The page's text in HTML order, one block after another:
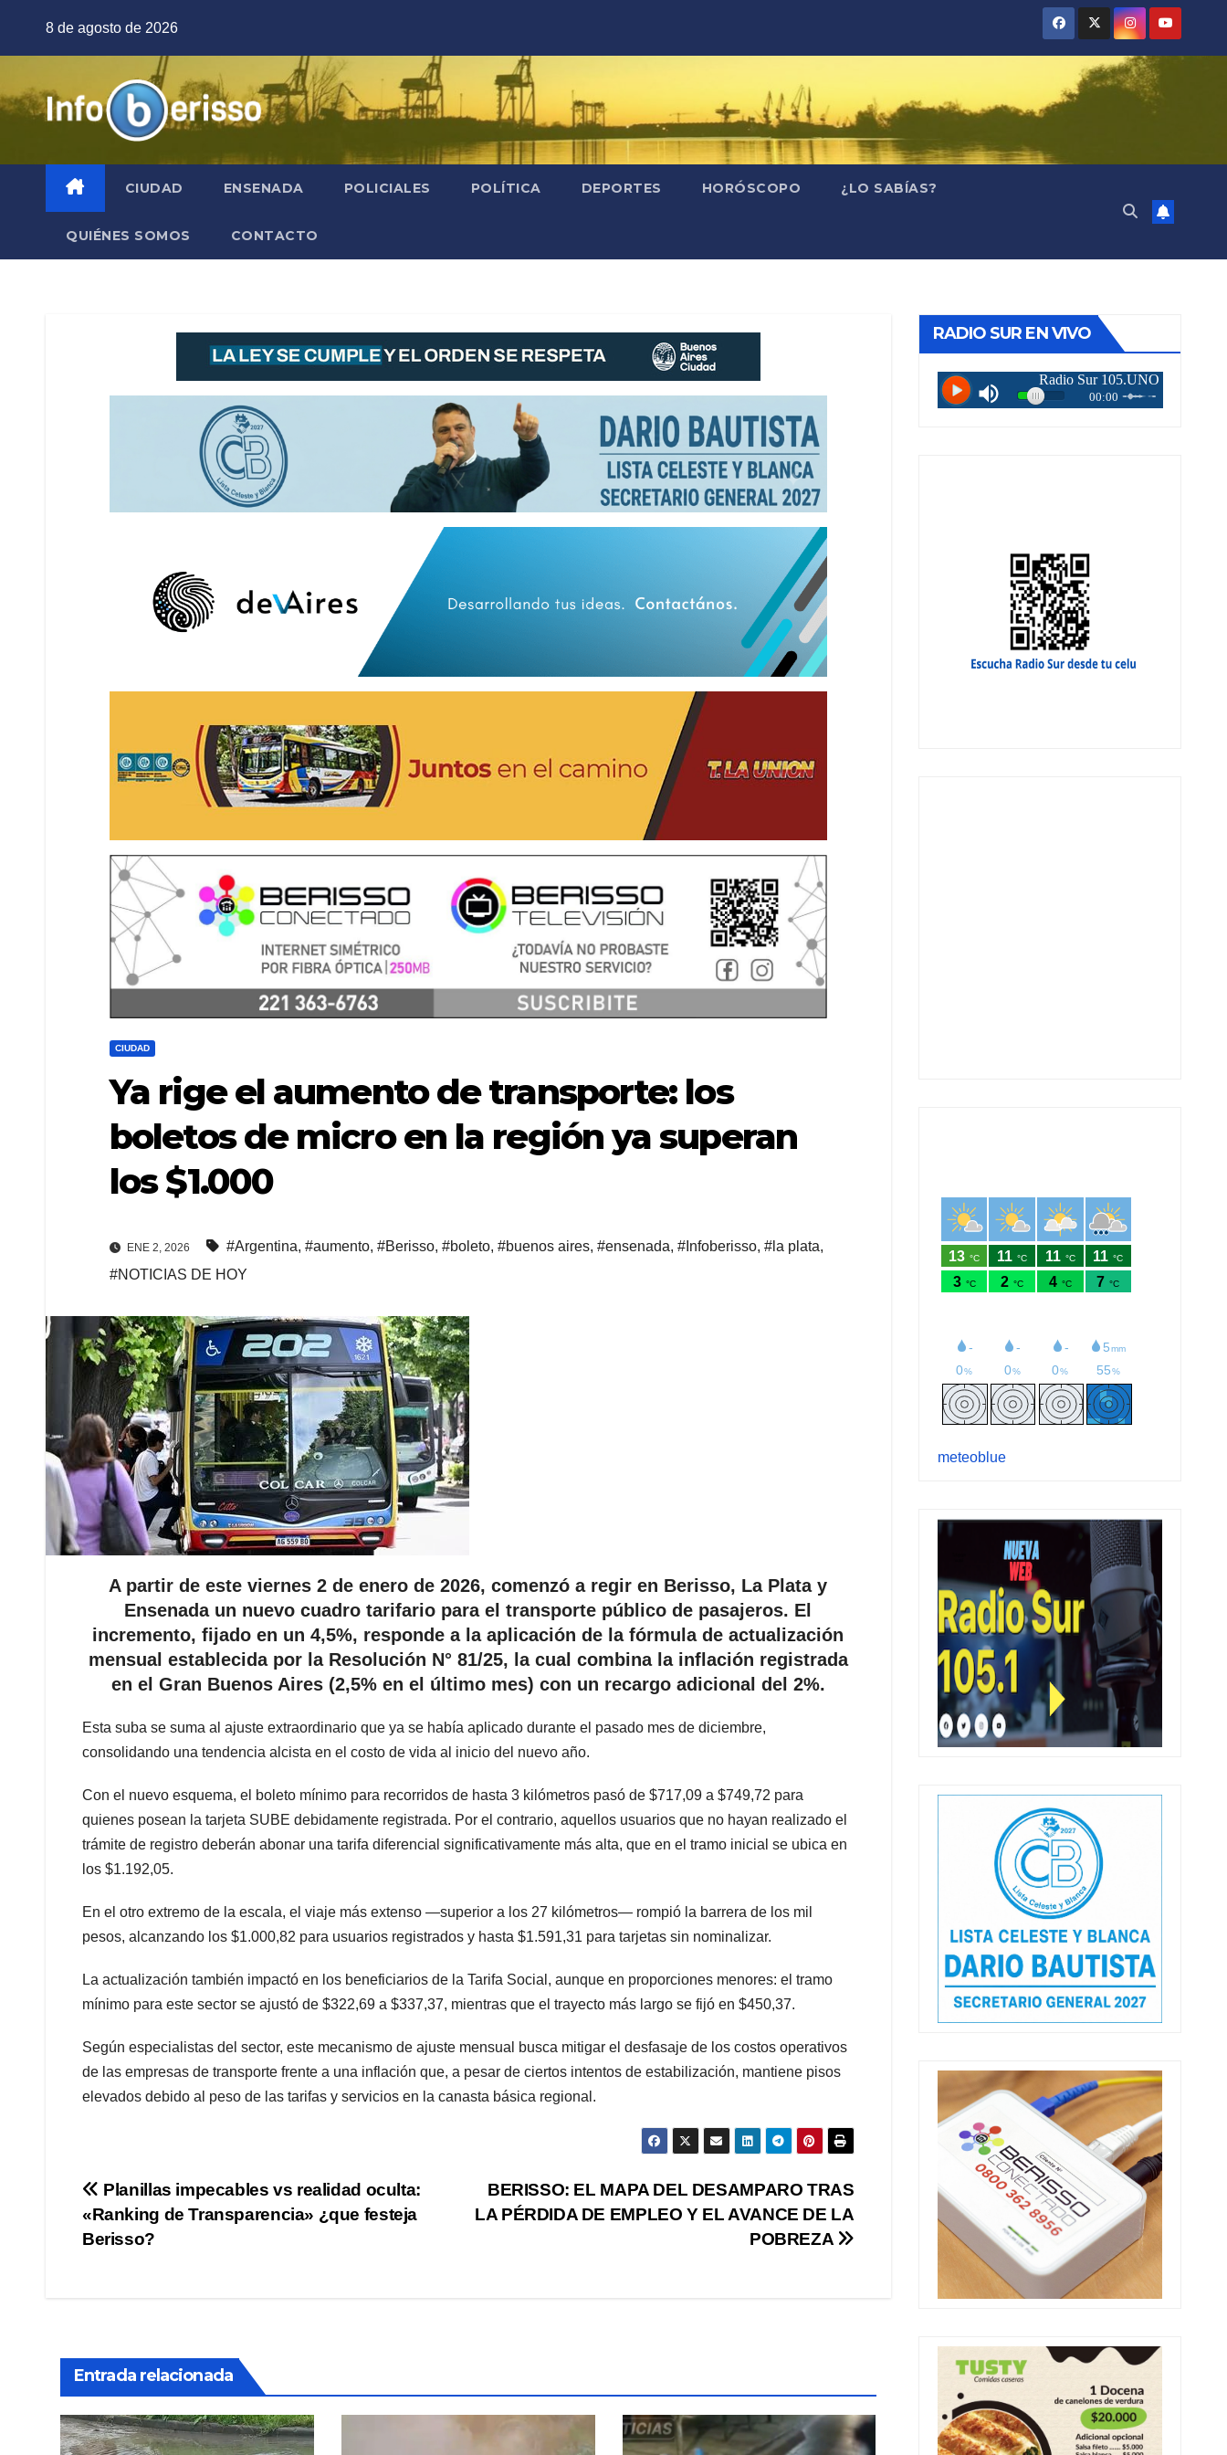
8 de agosto de 2026
CIUDAD ENSENADA POLICIALES POLÍTICA DEPORTES HORÓSCOPO ¿LO SABÍAS?
QUIÉNES SOMOS CONTACTO
CIUDAD
Ya rige el aumento de transporte: los
boletos de micro en la región ya superan
los $1.000
ENE 2, 2026 #Argentina, #aumento, #Berisso, #boleto, #buenos aires, #ensenada, #Infoberisso, #la plata,
#NOTICIAS DE HOY
A partir de este viernes 2 de enero de 2026, comenzó a regir en Berisso, La Plata y
Ensenada un nuevo cuadro tarifario para el transporte público de pasajeros. El
incremento, fijado en un 4,5%, responde a la aplicación de la fórmula de actualización
mensual establecida por la Resolución N° 81/25, la cual combina la inflación registrada
en el Gran Buenos Aires (2,5% en el último mes) con un recargo adicional del 2%.
Esta suba se suma al ajuste extraordinario que ya se había aplicado durante el pasado mes de diciembre,
consolidando una tendencia alcista en el costo de vida al inicio del nuevo año.
Con el nuevo esquema, el boleto mínimo para recorridos de hasta 3 kilómetros pasó de $717,09 a $749,72 para
quienes posean la tarjeta SUBE debidamente registrada. Por el contrario, aquellos usuarios que no hayan realizado el
trámite de registro deberán abonar una tarifa diferencial significativamente más alta, que en el tramo inicial se ubica en
los $1.192,05.
En el otro extremo de la escala, el viaje más extenso —superior a los 27 kilómetros— rompió la barrera de los mil
pesos, alcanzando los $1.000,82 para usuarios registrados y hasta $1.591,31 para tarjetas sin nominalizar.
La actualización también impactó en los beneficiarios de la Tarifa Social, aunque en proporciones menores: el tramo
mínimo para este sector se ajustó de $322,69 a $337,37, mientras que el trayecto más largo se fijó en $450,37.
Según especialistas del sector, este mecanismo de ajuste mensual busca mitigar el desfasaje de los costos operativos
de las empresas de transporte frente a una inflación que, a pesar de ciertos intentos de estabilización, mantiene pisos
elevados debido al peso de las tarifas y servicios en la canasta básica regional.
Navegación
de
BERISSO: EL MAPA DEL DESAMPARO TRAS
LA PÉRDIDA DE EMPLEO Y EL AVANCE DE LA
POBREZA
Planillas impecables vs realidad oculta:
«Ranking de Transparencia» ¿que festeja
Berisso?
Entrada relacionada
RADIO SUR EN VIVO
meteoblue